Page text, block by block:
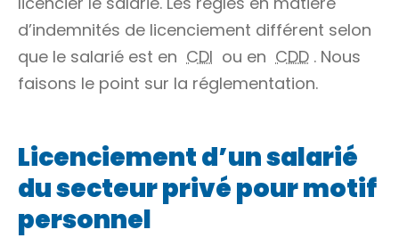
d’indemnités de licenciement différent selon
que le salarié est en CDI ou en CDD . Nous
faisons le point sur la réglementation.
Licenciement d’un salarié
du secteur privé pour motif
personnel